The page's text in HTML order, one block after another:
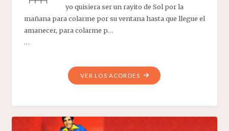
yo quisiera ser un rayito de Sol por la
mañana para colarme por su ventana hasta que llegue el
amanecer, para colarme p…
…
VER LOS ACORDES"VALENCIANA"